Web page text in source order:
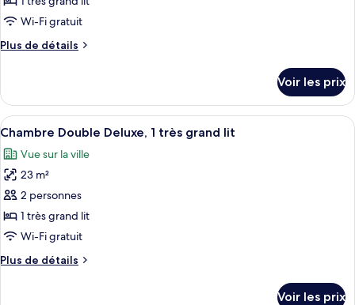
type
chambre :
Wi-Fi gratuit
Plus de détails
Plus
le
type
de
Suite
Royale
Voir les prix
Afficher
toutes
les
photos
pour
ce
type
chambre :
Chambre Double Deluxe, 1 très
4
Chambre Double Deluxe, 1 très grand lit
Vue sur la ville
23 m²
2 personnes
1 très grand lit
Wi-Fi gratuit
Plus de détails
Plus
Voir les prix